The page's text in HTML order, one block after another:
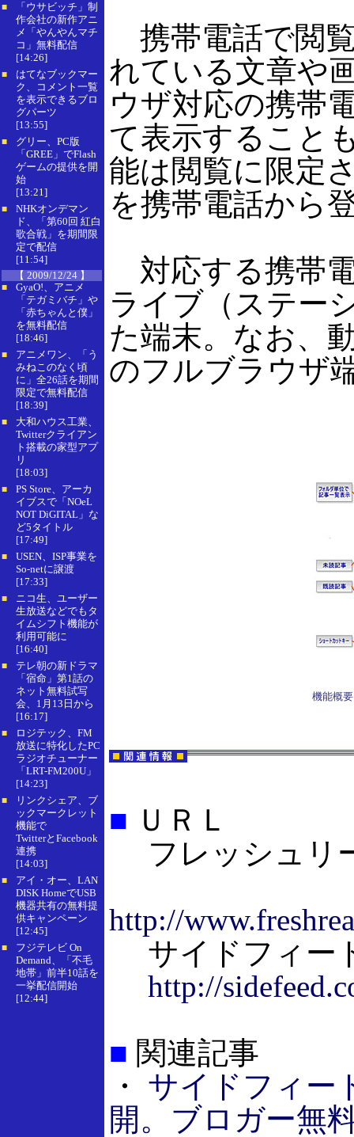
■
「ウサビッチ」制
作会社の新作アニ
メ「やんやんマチ
コ」無料配信
[14:26]
■
はてなブックマー
ク、コメント一覧
を表示できるブロ
グパーツ
[13:55]
■
グリー、PC版
「GREE」でFlash
ゲームの提供を開
始
[13:21]
■
NHKオンデマン
ド、「第60回 紅白
歌合戦」を期間限
定で配信
[11:54]
【 2009/12/24 】
■
GyaO!、アニメ
「テガミバチ」や
「赤ちゃんと僕」
を無料配信
[18:46]
■
アニメワン、「う
みねこのなく頃
に」全26話を期間
限定で無料配信
[18:39]
■
大和ハウス工業、
Twitterクライアン
ト搭載の家型アプ
リ
[18:03]
■
PS Store、アーカ
イブスで「NOeL
NOT DiGITAL」な
ど5タイトル
[17:49]
■
USEN、ISP事業を
So-netに譲渡
[17:33]
■
ニコ生、ユーザー
生放送などでもタ
イムシフト機能が
利用可能に
[16:40]
■
テレ朝の新ドラマ
「宿命」第1話の
ネット無料試写
会、1月13日から
[16:17]
■
ロジテック、FM
放送に特化したPC
ラジオチューナー
「LRT-FM200U」
[14:23]
■
リンクシェア、ブ
ックマークレット
機能で
TwitterとFacebook
連携
[14:03]
■
アイ・オー、LAN
DISK HomeでUSB
機器共有の無料提
供キャンペーン
[12:45]
■
フジテレビ On
Demand、「不毛
地帯」前半10話を
一挙配信開始
[12:44]
携帯電話で閲
れている文章や
ウザ対応の携帯
て表示すること
能は閲覧に限定
を携帯電話から
対応する携帯
ライブ（ステー
た端末。なお、
のフルブラウザ
機能概要
■ ＵＲＬ
フレッシュリ
http://
サイドフィー
http://
■ 関連記事
・ サイドフィー
開。ブロガー無